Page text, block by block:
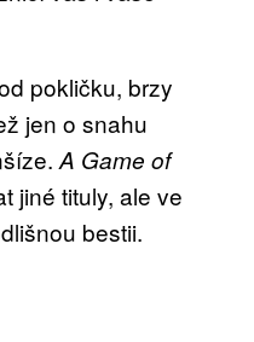
pokličku, brzy
jen o snahu
A Game of
jiné tituly, ale ve
bestii.